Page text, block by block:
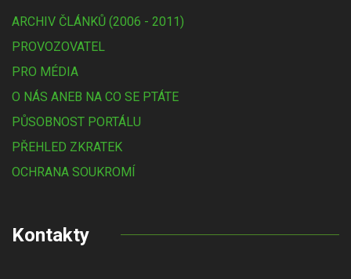
ARCHIV ČLÁNKŮ (2006 - 2011)
PROVOZOVATEL
PRO MÉDIA
O NÁS ANEB NA CO SE PTÁTE
PŮSOBNOST PORTÁLU
PŘEHLED ZKRATEK
OCHRANA SOUKROMÍ
Kontakty